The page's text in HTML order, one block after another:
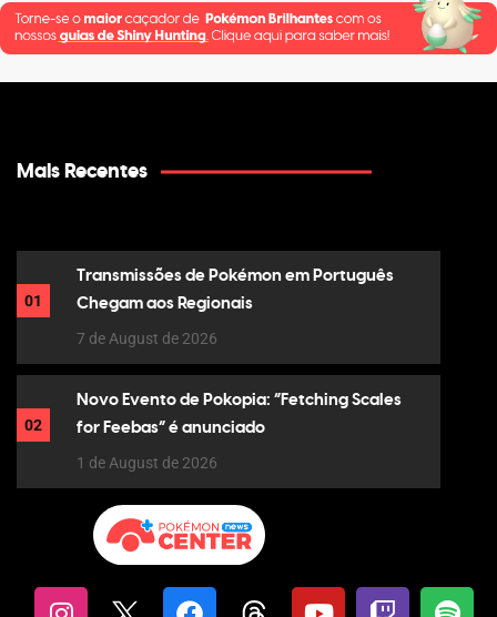
Mais Recentes
01
Transmissões de Pokémon em Português
Chegam aos Regionais
7 de August de 2026
02
Novo Evento de Pokopia: “Fetching Scales
for Feebas” é anunciado
1 de August de 2026